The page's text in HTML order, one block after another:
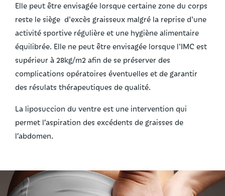
Elle peut être envisagée lorsque certaine zone du corps
reste le siège d'excès graisseux malgré la reprise d'une
activité sportive régulière et une hygiène alimentaire
équilibrée. Elle ne peut être envisagée lorsque l'IMC est
supérieur à 28kg/m2 afin de se préserver des
complications opératoires éventuelles et de garantir
des résulats thérapeutiques de qualité.
La liposuccion du ventre est une intervention qui
permet l’aspiration des excédents de graisses de
l’abdomen.